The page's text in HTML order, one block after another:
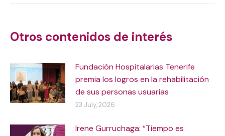
Otros contenidos de interés
Fundación Hospitalarias Tenerife
premia los logros en la rehabilitación
de sus personas usuarias
23 July, 2026
Irene Gurruchaga: “Tiempo es